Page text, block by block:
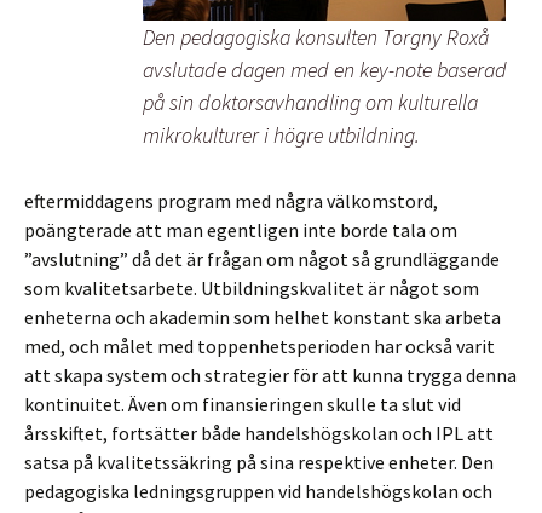
Den pedagogiska konsulten Torgny Roxå
avslutade dagen med en key-note baserad
på sin doktorsavhandling om kulturella
mikrokulturer i högre utbildning.
eftermiddagens program med några välkomstord,
poängterade att man egentligen inte borde tala om
”avslutning” då det är frågan om något så grundläggande
som kvalitetsarbete. Utbildningskvalitet är något som
enheterna och akademin som helhet konstant ska arbeta
med, och målet med toppenhetsperioden har också varit
att skapa system och strategier för att kunna trygga denna
kontinuitet. Även om finansieringen skulle ta slut vid
årsskiftet, fortsätter både handelshögskolan och IPL att
satsa på kvalitetssäkring på sina respektive enheter. Den
pedagogiska ledningsgruppen vid handelshögskolan och